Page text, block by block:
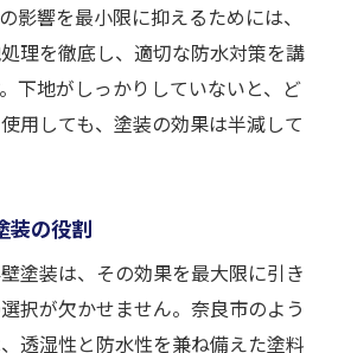
影響を最小限に抑えるためには、
理を徹底し、適切な防水対策を講
下地がしっかりしていないと、ど
用しても、塗装の効果は半減して
装の役割
塗装は、その効果を最大限に引き
択が欠かせません。奈良市のよう
透湿性と防水性を兼ね備えた塗料